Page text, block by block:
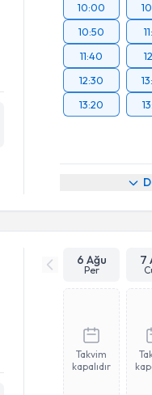
10:00
10:50
11:40
12:30
13:20
6 Ağu
Per
7
Takvim
kapalıdır